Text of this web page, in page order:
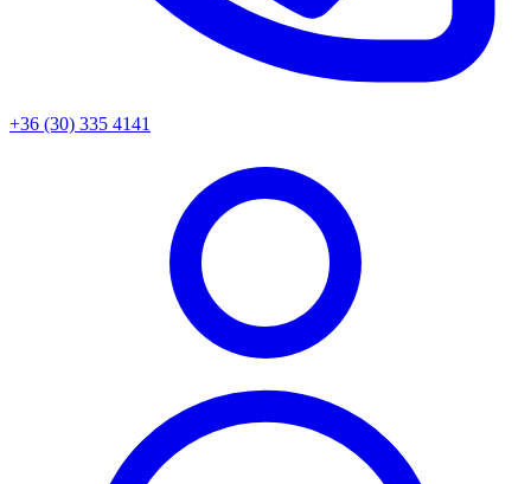
+36 (30) 335 4141